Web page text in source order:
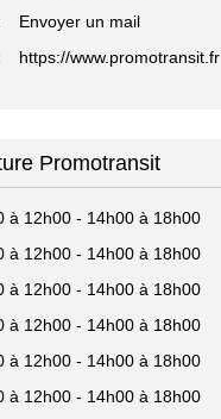
Envoyer un mail
https://www.promotransit.fr
Promotransit
à 12h00 - 14h00 à 18h00
à 12h00 - 14h00 à 18h00
à 12h00 - 14h00 à 18h00
à 12h00 - 14h00 à 18h00
à 12h00 - 14h00 à 18h00
à 12h00 - 14h00 à 18h00